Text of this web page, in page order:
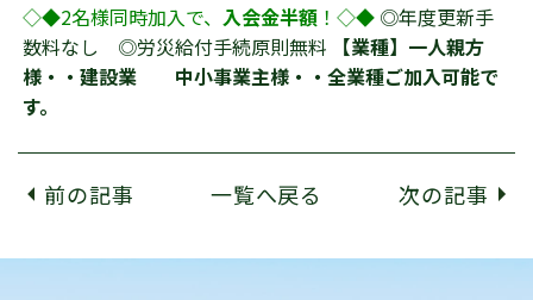
◇◆2名様同時加入で、 入会金半額 ！◇◆ ◎年度更新手
数料なし ◎労災給付手続原則無料
【業種】一人親方
様・・建設業 中小事業主様・・全業種ご加入可能で
す。
前の記事 一覧へ戻る 次の記事